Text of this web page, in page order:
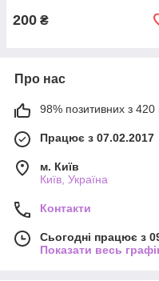
200 ₴
Про нас
98% позитивних з 420
Працює з 07.02.2017
м. Київ
Київ, Україна
Контакти
Сьогодні працює з
Показати весь